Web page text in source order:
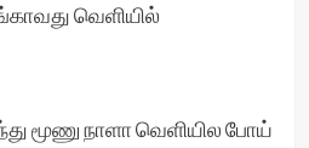
வெளியில்
மூணு நாளா வெளியில போய்